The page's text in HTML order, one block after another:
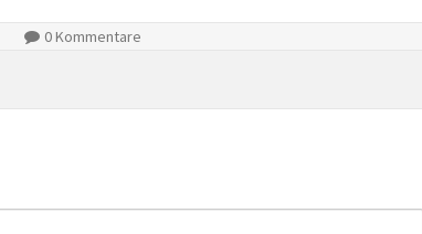
0 Kommentare